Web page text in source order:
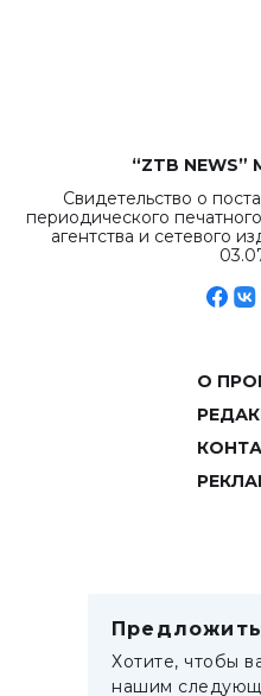
“ZTB NEWS”
Свидетельство о
периодического
агентства и сетевого
О
Хотите, чтобы
нашим